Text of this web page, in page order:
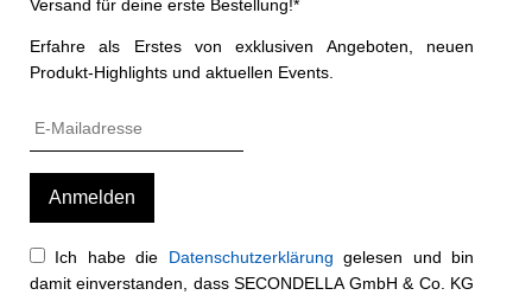
Versand für deine erste Bestellung!*
Erfahre als Erstes von exklusiven Angeboten, neuen
Produkt-Highlights und aktuellen Events.
Ich habe die Datenschutzerklärung gelesen und bin
damit einverstanden, dass SECONDELLA GmbH & Co. KG